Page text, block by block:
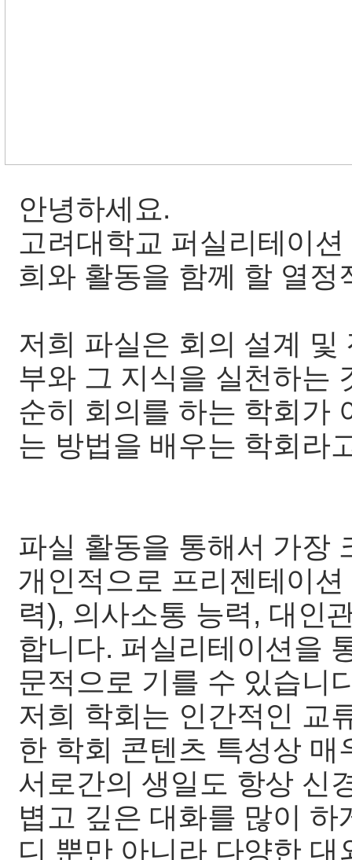
안녕하세요.
고려대학교 퍼실리테이
희와 활동을 함께 할 열
저희 파실은 회의 설계
부와 그 지식을 실천하는
순히 회의를 하는 학회가
는 방법을 배우는 학회라
파실 활동을 통해서 가장
개인적으로 프리젠테이
력), 의사소통 능력, 대인
합니다. 퍼실리테이션을
문적으로 기를 수 있습니
저희 학회는 인간적인 교
한 학회 콘텐츠 특성상
서로간의 생일도 항상 신
볍고 깊은 대화를 많이
디 뿐만 아니라 다양한